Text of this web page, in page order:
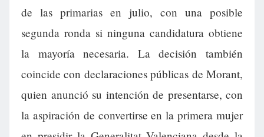
de las primarias en julio, con una posible
segunda ronda si ninguna candidatura obtiene
la mayoría necesaria. La decisión también
coincide con declaraciones públicas de Morant,
quien anunció su intención de presentarse, con
la aspiración de convertirse en la primera mujer